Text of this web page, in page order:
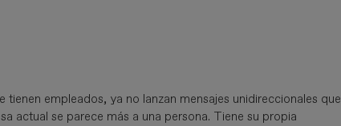
empleados, ya no lanzan mensajes unidireccionales que
actual se parece más a una persona. Tiene su propia